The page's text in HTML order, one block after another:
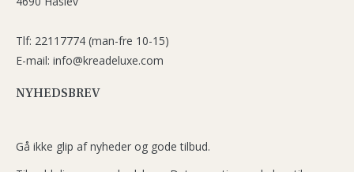
Tlf: 22117774 (man-fre 10-15)
E-mail: info@kreadeluxe.com
NYHEDSBREV
Gå ikke glip af nyheder og gode tilbud.